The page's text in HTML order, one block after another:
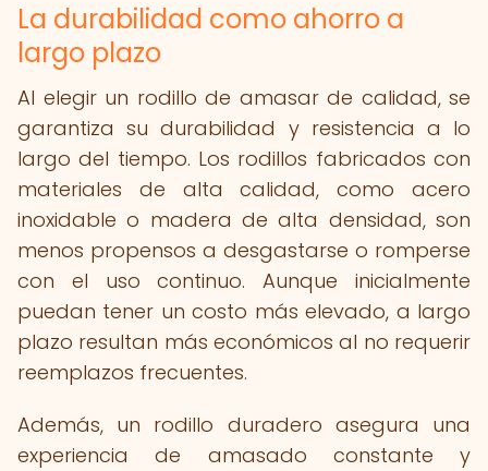
La durabilidad como ahorro a
largo plazo
Al elegir un rodillo de amasar de calidad, se
garantiza su durabilidad y resistencia a lo
largo del tiempo. Los rodillos fabricados con
materiales de alta calidad, como acero
inoxidable o madera de alta densidad, son
menos propensos a desgastarse o romperse
con el uso continuo. Aunque inicialmente
puedan tener un costo más elevado, a largo
plazo resultan más económicos al no requerir
reemplazos frecuentes.
Además, un rodillo duradero asegura una
experiencia de amasado constante y